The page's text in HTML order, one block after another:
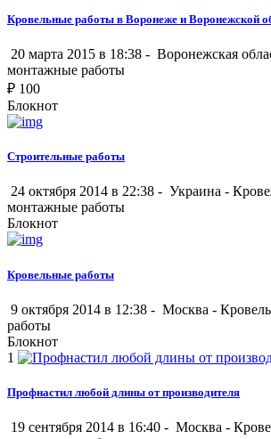
Кровельные работы в Воронеже и Воронежской
20 марта 2015 в 18:38 - Воронежская
монтажные работы
₽ 100
Блокнот
Строительные работы
24 октября 2014 в 22:38 - Украина -
монтажные работы
Блокнот
Кровельные работы
9 октября 2014 в 12:38 - Москва -
работы
Блокнот
1
Профнастил любой длины от производителя
19 сентября 2014 в 16:40 - Москва -